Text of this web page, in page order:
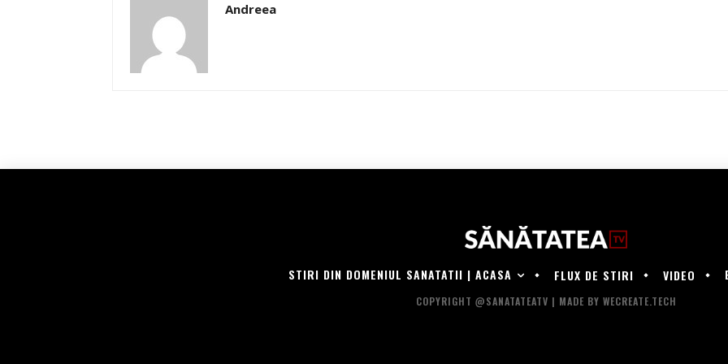
Andreea
STIRI DIN DOMENIUL SANATATII | ACASA FLUX DE STIRI VIDEO
COPYRIGHT @SANATATEATV | MADE BY WECREATE.TECH